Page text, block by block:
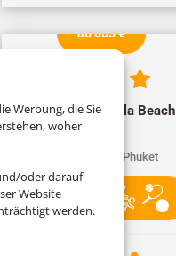
Werbung, die Sie
woher
oder darauf
Website
werden.
ab 865 €
Sunprime Kamala Beach
Kamala Beach, Phuket